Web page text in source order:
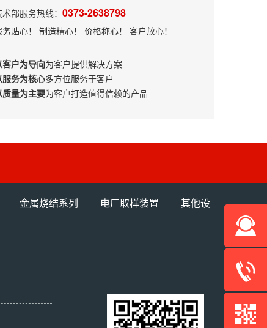
部服务热线： 0373-2638798
务贴心！ 制造精心！ 价格称心！ 客户放心！
客户为导向为客户提供解决方案
服务为核心多方位服务于客户
质量为主要为客户打造值得信赖的产品
金属烧结系列 电厂取样装置 其他设